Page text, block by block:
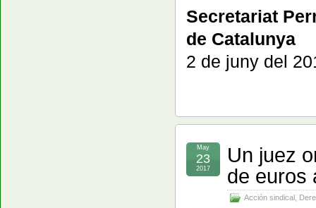
Secretariat
de Catalunya
2 de juny del
Un juez
de euros
Acción sindical
May
23
2017